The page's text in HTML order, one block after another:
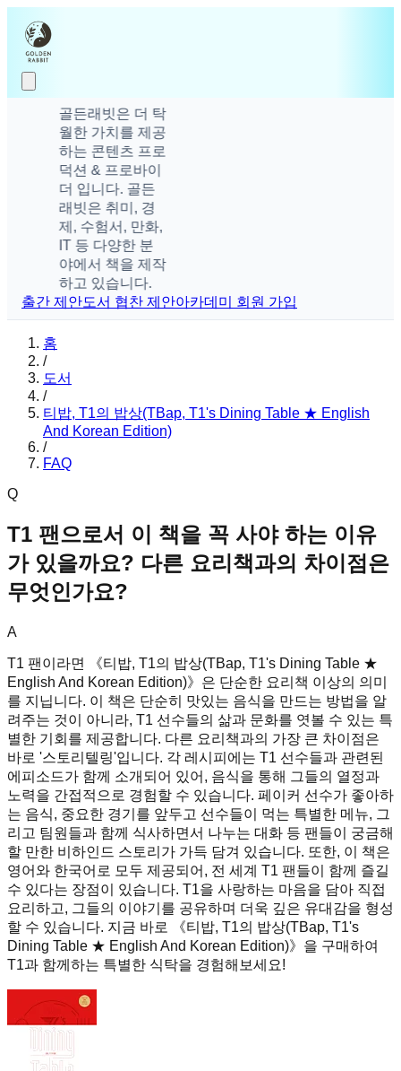
골든래빗은 더 탁
월한 가치를 제공
하는 콘텐츠 프로
덕션 & 프로바이
더 입니다. 골든
래빗은 취미, 경
제, 수험서, 만화,
IT 등 다양한 분
야에서 책을 제작
하고 있습니다.
출간 제안도서 협찬 제안아카데미 회원 가입
홈
/
도서
/
티밥, T1의 밥상(TBap, T1's Dining Table ★ English
And Korean Edition)
/
FAQ
Q
T1 팬으로서 이 책을 꼭 사야 하는 이유
가 있을까요? 다른 요리책과의 차이점은
무엇인가요?
A
T1 팬이라면 《티밥, T1의 밥상(TBap, T1's Dining Table ★
English And Korean Edition)》은 단순한 요리책 이상의 의미
를 지닙니다. 이 책은 단순히 맛있는 음식을 만드는 방법을 알
려주는 것이 아니라, T1 선수들의 삶과 문화를 엿볼 수 있는 특
별한 기회를 제공합니다. 다른 요리책과의 가장 큰 차이점은
바로 '스토리텔링'입니다. 각 레시피에는 T1 선수들과 관련된
에피소드가 함께 소개되어 있어, 음식을 통해 그들의 열정과
노력을 간접적으로 경험할 수 있습니다. 페이커 선수가 좋아하
는 음식, 중요한 경기를 앞두고 선수들이 먹는 특별한 메뉴, 그
리고 팀원들과 함께 식사하면서 나누는 대화 등 팬들이 궁금해
할 만한 비하인드 스토리가 가득 담겨 있습니다. 또한, 이 책은
영어와 한국어로 모두 제공되어, 전 세계 T1 팬들이 함께 즐길
수 있다는 장점이 있습니다. T1을 사랑하는 마음을 담아 직접
요리하고, 그들의 이야기를 공유하며 더욱 깊은 유대감을 형성
할 수 있습니다. 지금 바로 《티밥, T1의 밥상(TBap, T1's
Dining Table ★ English And Korean Edition)》을 구매하여
T1과 함께하는 특별한 식탁을 경험해보세요!